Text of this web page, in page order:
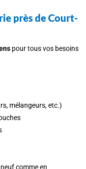
près de Court-
pour tous vos besoins
mélangeurs, etc.)
comme en